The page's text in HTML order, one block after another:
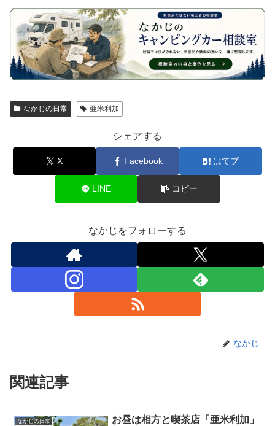
なかじの日常 亜米利加
シェアする
X Facebook はてブ
LINE コピー
なかじをフォローする
なかじ
関連記事
なかじの日常
お昼は相方と喫茶店「亜米利加」